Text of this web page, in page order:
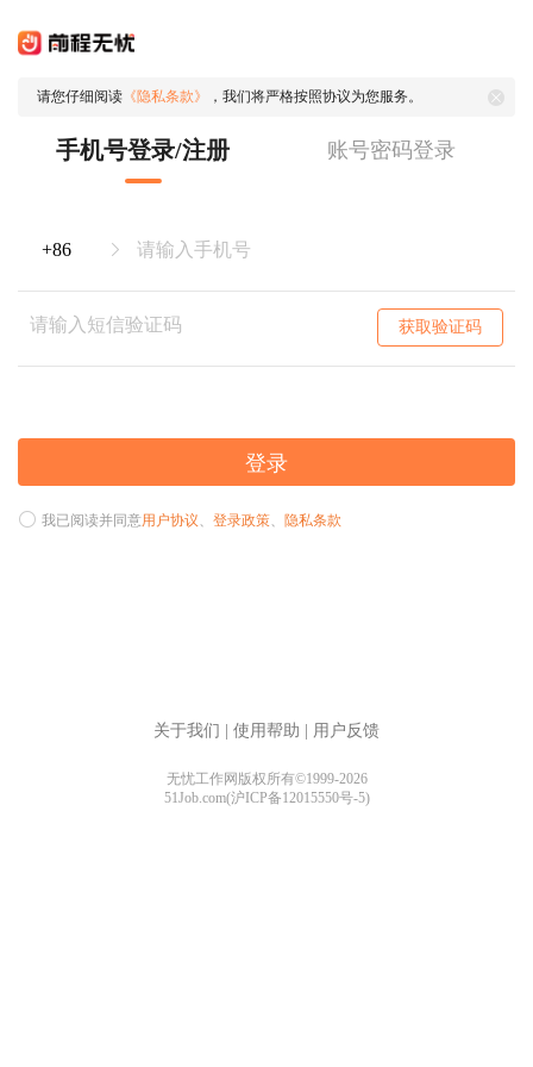
请您仔细阅读 《隐私条款》 ，我们将严格按照协议为您服务。
手机号登录/注册 账号密码登录
获取验证码
登录
我已阅读并同意用户协议、 登录政策、 隐私条款
关于我们 使用帮助 用户反馈
无忧工作网版权所有©1999-2026
51Job.com(沪ICP备12015550号-5)